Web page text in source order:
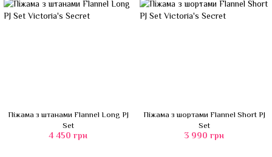
Піжама з штанами Flannel Long PJ
Set
4 450 грн
Піжама з шортами Flannel Short PJ
Set
3 990 грн